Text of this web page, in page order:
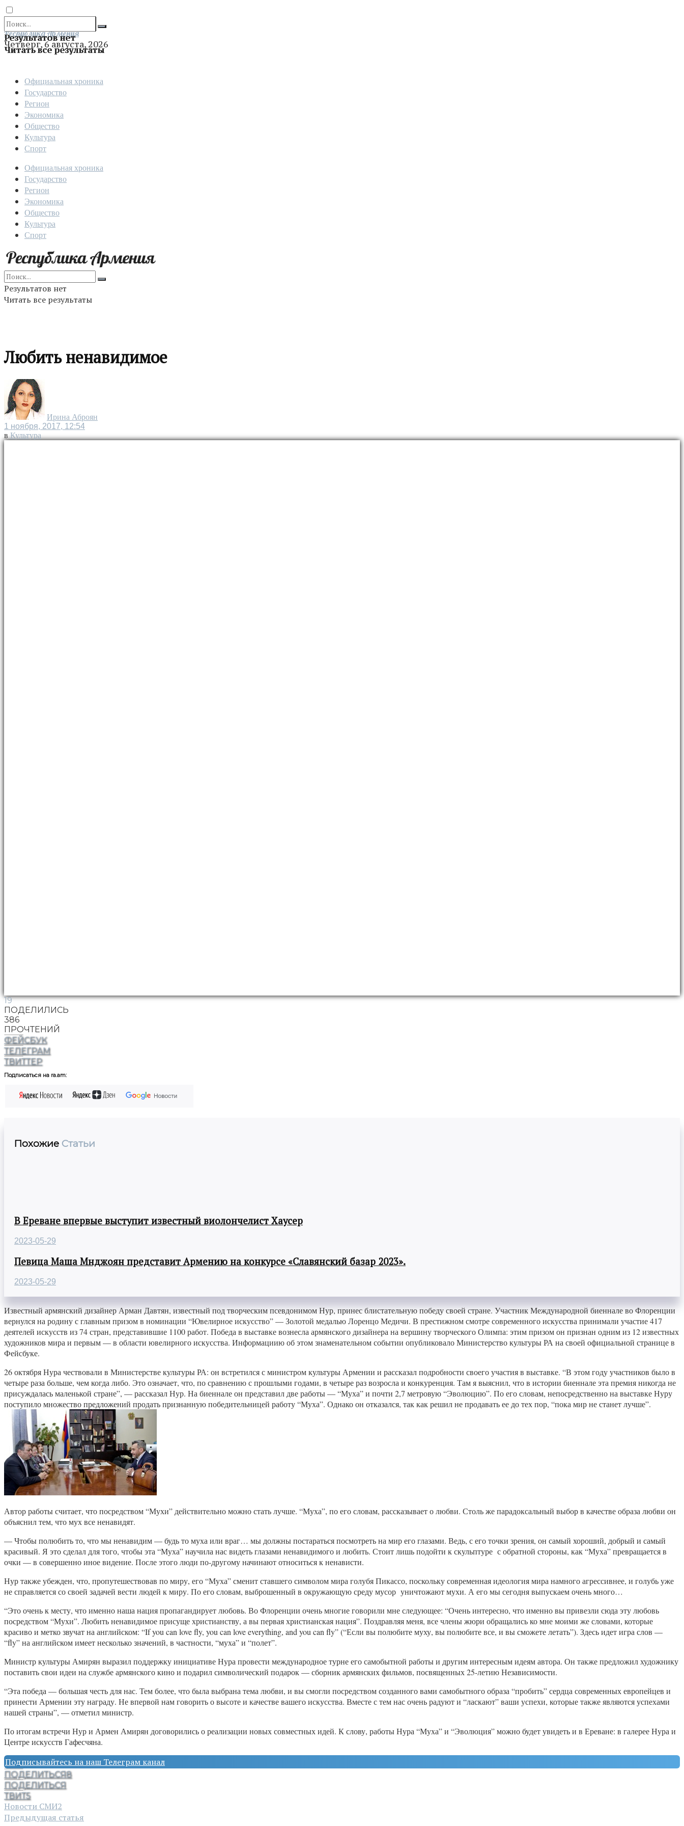
Результатов нет
Читать все результаты
Отправить
Республика Армения
Четверг, 6 августа, 2026
Официальная хроника
Государство
Регион
Экономика
Общество
Культура
Спорт
Официальная хроника
Государство
Регион
Экономика
Общество
Культура
Спорт
Результатов нет
Читать все результаты
Любить ненавидимое
Ирина Аброян
1 ноября, 2017, 12:54
в Культура
19
ПОДЕЛИЛИСЬ
386
ПРОЧТЕНИЙ
ФЕЙСБУК
ТЕЛЕГРАМ
ТВИТТЕР
Подписаться на ra.am:
Похожие Статьи
В Ереване впервые выступит известный виолончелист Хаусер
2023-05-29
Певица Маша Мнджоян представит Армению на конкурсе «Славянский базар 2023».
2023-05-29
Известный армянский дизайнер Арман Давтян, известный под творческим псевдонимом Нур, принес блистательную победу своей стране. Участник Международной биеннале во Флоренции
вернулся на родину с главным призом в номинации “Ювелирное искусство” — Золотой медалью Лоренцо Медичи. В престижном смотре современного искусства принимали участие 417
деятелей искусств из 74 стран, представившие 1100 работ. Победа в выставке вознесла армянского дизайнера на вершину творческого Олимпа: этим призом он признан одним из 12 известных
художников мира и первым — в области ювелирного искусства. Информациию об этом знаменательном событии опубликовало Министерство культуры РА на своей официальной странице в
Фейсбуке.
26 октября Нура чествовали в Министерстве культуры РА: он встретился с министром культуры Армении и рассказал подробности своего участия в выставке. “В этом году участников было в
четыре раза больше, чем когда либо. Это означает, что, по сравнению с прошлыми годами, в четыре раз возросла и конкуренция. Там я выяснил, что в истории биеннале эта премия никогда не
присуждалась маленькой стране”, — рассказал Нур. На биеннале он представил две работы — “Муха” и почти 2,7 метровую “Эволюцию”. По его словам, непосредственно на выставке Нуру
поступило множество предложений продать признанную победительницей работу “Муха”. Однако он отказался, так как решил не продавать ее до тех пор, “пока мир не станет лучше”.
Автор работы считает, что посредством “Мухи” действительно можно стать лучше. “Муха”, по его словам, рассказывает о любви. Столь же парадоксальный выбор в качестве образа любви он
объяснил тем, что мух все ненавидят.
— Чтобы полюбить то, что мы ненавидим — будь то муха или враг… мы должны постараться посмотреть на мир его глазами. Ведь, с его точки зрения, он самый хороший, добрый и самый
красивый. Я это сделал для того, чтобы эта “Муха” научила нас видеть глазами ненавидимого и любить. Стоит лишь подойти к скульптуре с обратной стороны, как “Муха” превращается в
очки — в совершенно иное видение. После этого люди по-другому начинают относиться к ненависти.
Нур также убежден, что, пропутешествовав по миру, его “Муха” сменит ставшего символом мира голубя Пикассо, поскольку современная идеология мира намного агрессивнее, и голубь уже
не справляется со своей задачей вести людей к миру. По его словам, выброшенный в окружающую среду мусор уничтожают мухи. А его мы сегодня выпускаем очень много…
“Это очень к месту, что именно наша нация пропагандирует любовь. Во Флоренции очень многие говорили мне следующее: “Очень интересно, что именно вы привезли сюда эту любовь
посредством “Мухи”. Любить ненавидимое присуще христианству, а вы первая христианская нация”. Поздравляя меня, все члены жюри обращались ко мне моими же словами, которые
красиво и метко звучат на английском: “If you can love fly, you can love everything, and you can fly” (“Если вы полюбите муху, вы полюбите все, и вы сможете летать”). Здесь идет игра слов —
“fly” на английском имеет несколько значений, в частности, “муха” и “полет”.
Министр культуры Амирян выразил поддержку инициативе Нура провести международное турне его самобытной работы и другим интересным идеям автора. Он также предложил художнику
поставить свои идеи на службе армянского кино и подарил символический подарок — сборник армянских фильмов, посвященных 25-летию Независимости.
“Эта победа — большая честь для нас. Тем более, что была выбрана тема любви, и вы смогли посредством созданного вами самобытного образа “пробить” сердца современных европейцев и
принести Армении эту награду. Не впервой нам говорить о высоте и качестве вашего искусства. Вместе с тем нас очень радуют и “ласкают” ваши успехи, которые также являются успехами
нашей страны”, — отметил министр.
По итогам встречи Нур и Армен Амирян договорились о реализации новых совместных идей. К слову, работы Нура “Муха” и “Эволюция” можно будет увидеть и в Ереване: в галерее Нура и
Центре искусств Гафесчяна.
Подписывайтесь на наш Телеграм канал
ПОДЕЛИТЬСЯ8
ПОДЕЛИТЬСЯ
ТВИТ5
Новости СМИ2
Предыдущая статья